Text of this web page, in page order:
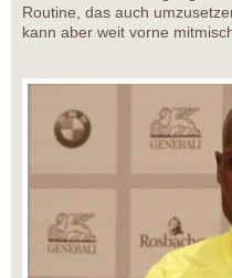
Routine, das auch
kann aber weit vorne